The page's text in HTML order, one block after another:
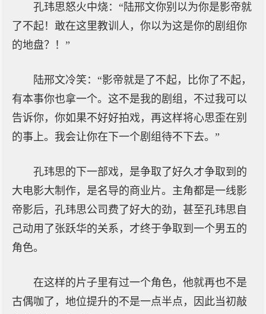
孔玮思怒火中烧：“陆邢文你别以为你是影帝就
了不起！敢在这里教训人，你以为这是你的剧组你
的地盘？！”
陆邢文冷笑：“影帝就是了不起，比你了不起，
有本事你也拿一个。这不是我的剧组，不过我可以
告诉你，你如果不好好拍戏，再这样将心思歪在别
的事上。我会让你在下一个剧组待不下去。”
孔玮思的下一部戏，是争取了好久才争取到的
大电影大制作，是名导的商业片。主角都是一线影
帝影后，孔玮思公司费了好大的劲，甚至孔玮思自
己动用了张跃华的关系，才终于争取到一个男五的
角色。
在这样的片子里有过一个角色，他就再也不是
古偶咖了，地位提升的不是一点半点，因此当初敲